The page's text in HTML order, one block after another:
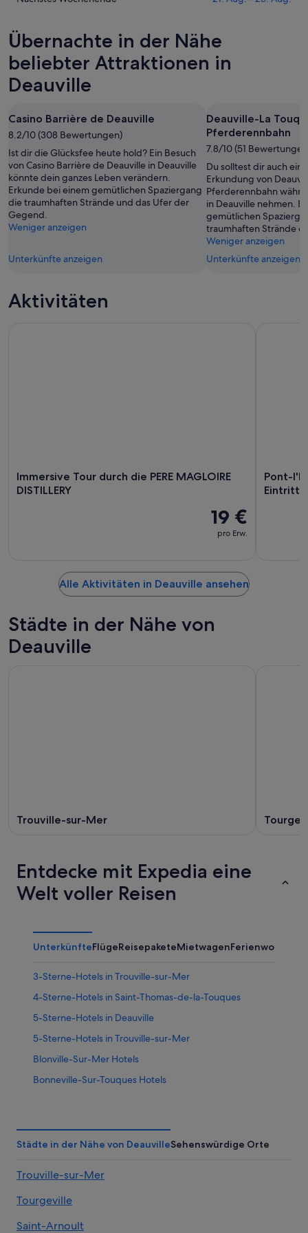
-
Aug.
11.
Aug.
-
12.
Deauville
dieses
Wochenende,
14.
Aug.
16.
Aug.
Preise
für
Deauville
am
nächsten
21.
Aug.
-
23.
Aug.
Übernachte in der Nähe
beliebter Attraktionen in
Deauville
Casino Barrière de Deauville
8.2/10 (308 Bewertungen)
Ist dir die Glücksfee heute hold? Ein Besuch
von Casino Barrière de Deauville in Deauville
könnte dein ganzes Leben verändern.
Erkunde bei einem gemütlichen Spaziergang
die traumhaften Strände und das Ufer der
Gegend.
Weniger anzeigen
Unterkünfte anzeigen
Deauville-La
Pferderennbahn
7.8/10 (51
Du solltest dir auch
Erkundung von
Pferderennbahn
in Deauville nehmen.
gemütlichen
traumhaften Strände
Weniger anzeigen
Unterkünfte anzeigen
Aktivitäten
Immersive Tour durch die PERE MAGLOIRE
DISTILLERY
19 €
pro Erw.
Pont-
Eintritt
Alle Aktivitäten in Deauville ansehen
Städte in der Nähe von
Deauville
Trouville-sur-Mer
Entdecke mit Expedia eine
Welt voller Reisen
UnterkünfteFlügeReisepaketeMietwagen
3-Sterne-Hotels in Trouville-sur-Mer
4-Sterne-Hotels in Saint-Thomas-de-la-Touques
5-Sterne-Hotels in Deauville
5-Sterne-Hotels in Trouville-sur-Mer
Blonville-Sur-Mer Hotels
Bonneville-Sur-Touques Hotels
Cottages in Deauville
Best Western Hotels in Deauville
Boutique- in Deauville
Familien in Deauville
Städte in der Nähe von DeauvilleSehenswürdige Orte
Trouville-sur-Mer
Tourgeville
Saint-Arnoult